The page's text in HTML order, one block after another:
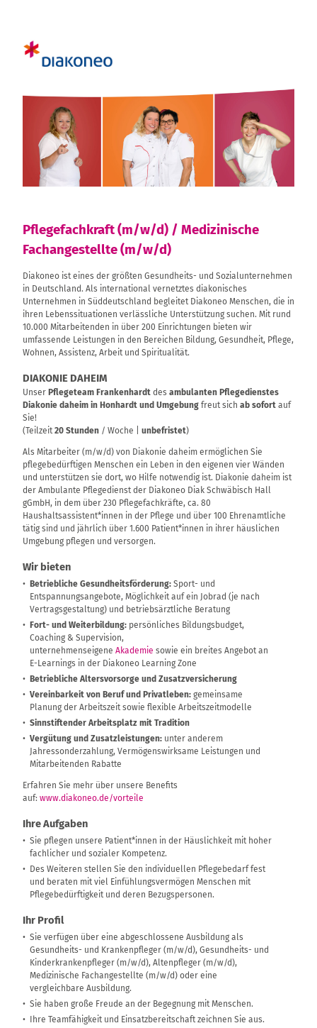
Pflegefachkraft (m/w/d) / Medizinische
Fachangestellte (m/w/d)
Diakoneo ist eines der größten Gesundheits- und Sozialunternehmen
in Deutschland. Als international vernetztes diakonisches
Unternehmen in Süddeutschland begleitet Diakoneo Menschen, die in
ihren Lebenssituationen verlässliche Unterstützung suchen. Mit rund
10.000 Mitarbeitenden in über 200 Einrichtungen bieten wir
umfassende Leistungen in den Bereichen Bildung, Gesundheit, Pflege,
Wohnen, Assistenz, Arbeit und Spiritualität.
DIAKONIE DAHEIM
Unser Pflegeteam Frankenhardt des ambulanten Pflegedienstes
Diakonie daheim in Honhardt und Umgebung freut sich ab sofort auf
Sie!
(Teilzeit 20 Stunden / Woche | unbefristet)
Als Mitarbeiter (m/w/d) von Diakonie daheim ermöglichen Sie
pflegebedürftigen Menschen ein Leben in den eigenen vier Wänden
und unterstützen sie dort, wo Hilfe notwendig ist. Diakonie daheim ist
der Ambulante Pflegedienst der Diakoneo Diak Schwäbisch Hall
gGmbH, in dem über 230 Pflegefachkräfte, ca. 80
Haushaltsassistent*innen in der Pflege und über 100 Ehrenamtliche
tätig sind und jährlich über 1.600 Patient*innen in ihrer häuslichen
Umgebung pflegen und versorgen.
Wir bieten
Betriebliche Gesundheitsförderung: Sport- und
Entspannungsangebote, Möglichkeit auf ein Jobrad (je nach
Vertragsgestaltung) und betriebsärztliche Beratung
Fort- und Weiterbildung: persönliches Bildungsbudget,
Coaching & Supervision,
unternehmenseigene Akademie sowie ein breites Angebot an
E-Learnings in der Diakoneo Learning Zone
Betriebliche Altersvorsorge und Zusatzversicherung
Vereinbarkeit von Beruf und Privatleben: gemeinsame
Planung der Arbeitszeit sowie flexible Arbeitszeitmodelle
Sinnstiftender Arbeitsplatz mit Tradition
Vergütung und Zusatzleistungen: unter anderem
Jahressonderzahlung, Vermögenswirksame Leistungen und
Mitarbeitenden Rabatte
Erfahren Sie mehr über unsere Benefits
auf: www.diakoneo.de/vorteile
Ihre Aufgaben
Sie pflegen unsere Patient*innen in der Häuslichkeit mit hoher
fachlicher und sozialer Kompetenz.
Des Weiteren stellen Sie den individuellen Pflegebedarf fest
und beraten mit viel Einfühlungsvermögen Menschen mit
Pflegebedürftigkeit und deren Bezugspersonen.
Ihr Profil
Sie verfügen über eine abgeschlossene Ausbildung als
Gesundheits- und Krankenpfleger (m/w/d), Gesundheits- und
Kinderkrankenpfleger (m/w/d), Altenpfleger (m/w/d),
Medizinische Fachangestellte (m/w/d) oder eine
vergleichbare Ausbildung.
Sie haben große Freude an der Begegnung mit Menschen.
Ihre Teamfähigkeit und Einsatzbereitschaft zeichnen Sie aus.